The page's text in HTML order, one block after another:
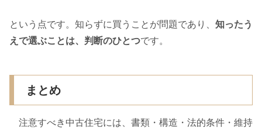
という点です。知らずに買うことが問題であり、 知ったう
えで選ぶことは、判断のひとつです。
まとめ
注意すべき中古住宅には、書類・構造・法的条件・維持